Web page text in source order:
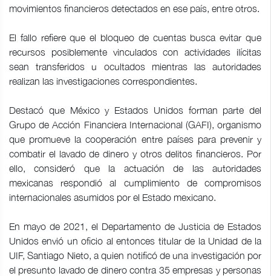
movimientos financieros detectados en ese país, entre otros.
El fallo refiere que el bloqueo de cuentas busca evitar que
recursos posiblemente vinculados con actividades ilícitas
sean transferidos u ocultados mientras las autoridades
realizan las investigaciones correspondientes.
Destacó que México y Estados Unidos forman parte del
Grupo de Acción Financiera Internacional (GAFI), organismo
que promueve la cooperación entre países para prevenir y
combatir el lavado de dinero y otros delitos financieros. Por
ello, consideró que la actuación de las autoridades
mexicanas respondió al cumplimiento de compromisos
internacionales asumidos por el Estado mexicano.
En mayo de 2021, el Departamento de Justicia de Estados
Unidos envió un oficio al entonces titular de la Unidad de la
UIF, Santiago Nieto, a quien notificó de una investigación por
el presunto lavado de dinero contra 35 empresas y personas